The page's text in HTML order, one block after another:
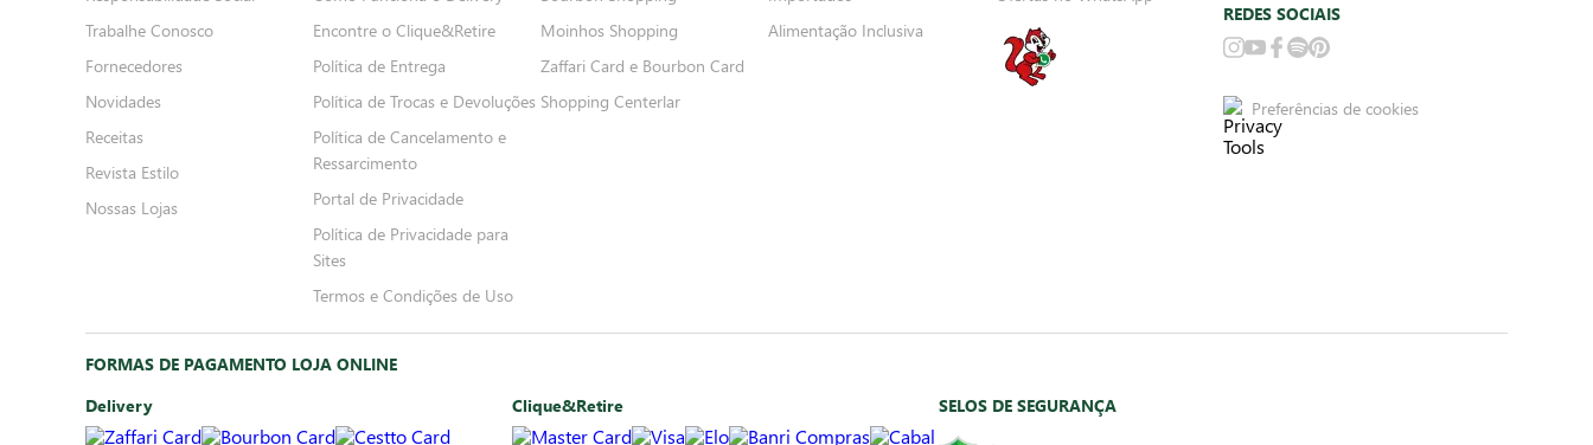
Trabalhe Conosco
Fornecedores
Novidades
Receitas
Revista Estilo
Nossas Lojas
Encontre o Clique&Retire
Política de Entrega
Política de Trocas e Devoluções
Política de Cancelamento e
Ressarcimento
Portal de Privacidade
Política de Privacidade para
Sites
Termos e Condições de Uso
Moinhos Shopping
Zaffari Card e Bourbon Card
Shopping Centerlar
Alimentação Inclusiva
REDES SOCIAIS
Preferências de cookies
FORMAS DE PAGAMENTO LOJA ONLINE
Delivery
Clique&Retire SELOS DE SEGURANÇA